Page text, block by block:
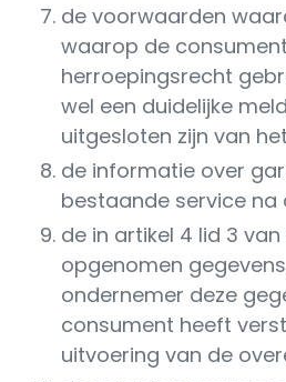
de voorwaarden
waarop de
herroepingsrecht
wel een duidelijke
uitgesloten zijn van
de informatie over
bestaande service na
de in artikel 4 lid 3
opgenomen
ondernemer deze
consument heeft
uitvoering van de